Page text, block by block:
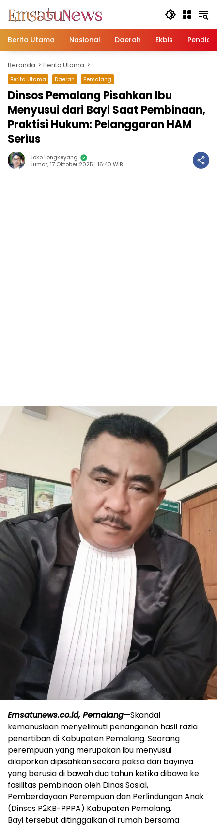
konten
Berita Utama
Nasional Daerah Ekbis
Beranda Berita Utama
Berita Utama Daerah Pemalang
Dinsos Pemalang Pisahkan Ibu
Menyusui dari Bayi Saat Pembinaan,
Praktisi Hukum: Pelanggaran HAM
Serius
Joko Longkeyang
Jumat, 17 Oktober 2025 | 16:40 WIB
Emsatunews.co.id, Pemalang—Skandal
kemanusiaan menyelimuti penanganan hasil razia
penertiban di Kabupaten Pemalang. Seorang
perempuan yang merupakan ibu menyusui
dilaporkan dipisahkan secara paksa dari bayinya
yang berusia di bawah dua tahun ketika dibawa ke
fasilitas pembinaan oleh Dinas Sosial,
Pemberdayaan Perempuan dan Perlindungan Anak
(Dinsos P2KB-PPPA) Kabupaten Pemalang.
Bayi tersebut ditinggalkan di rumah bersama